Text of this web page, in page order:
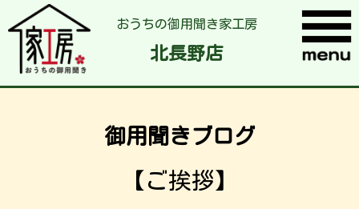
おうちの御用聞き家工房
北長野店
御用聞きブログ
【ご挨拶】